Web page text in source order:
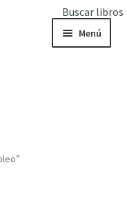
Buscar libros
Menú